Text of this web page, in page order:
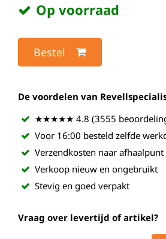
Op voorraad
Bestel
De voordelen van
★★★★★ 4.8 (3555
Voor 16:00 besteld zelfde
Verzendkosten naar afhaalpunt
Verkoop nieuw en ongebruikt
Stevig en goed verpakt
Vraag over levertijd of artikel?